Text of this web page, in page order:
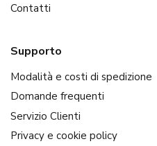
Contatti
Supporto
Modalità e costi di spedizione
Domande frequenti
Servizio Clienti
Privacy e cookie policy